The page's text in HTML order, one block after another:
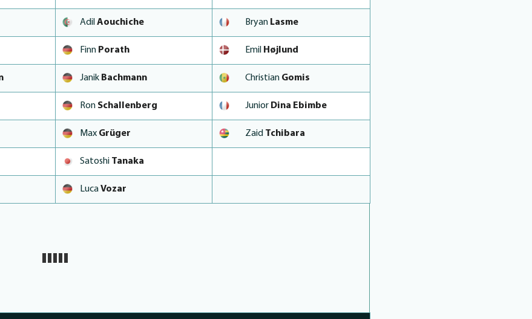
Adil Aouchiche Bryan Lasme
Finn Porath Emil Højlund
Janik Bachmann Christian Gomis
Ron Schallenberg Junior Dina Ebimbe
Max Grüger Zaid Tchibara
Satoshi Tanaka
LucaVozar